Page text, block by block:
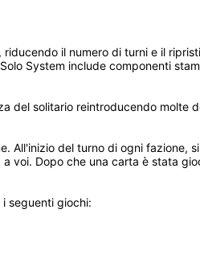
il numero di turni e il
System include componenti
del solitario reintroducendo molte
del turno di ogni fazione,
Dopo che una carta è stata
seguenti giochi: